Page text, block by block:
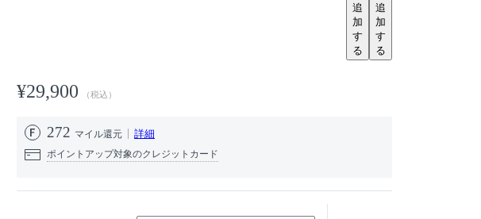
追
加
す
る
追
加
す
る
¥29,900 （税込）
272 マイル還元 詳細
ポイントアップ対象のクレジットカード